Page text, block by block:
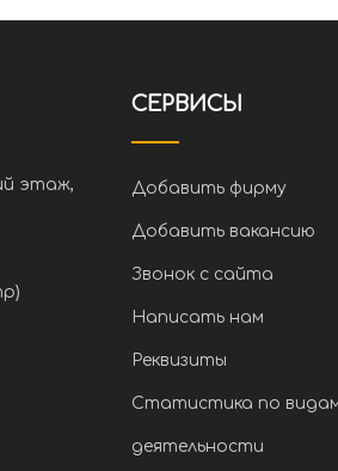
этаж,
СЕРВИСЫ
Добавить фирму
Добавить вакансию
Звонок с сайта
Написать нам
Реквизиты
Статистика по
деятельности